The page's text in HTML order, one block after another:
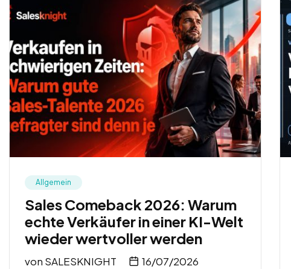
Allgemein
Sales Comeback 2026: Warum
echte Verkäufer in einer KI-Welt
wieder wertvoller werden
von SALESKNIGHT 16/07/2026